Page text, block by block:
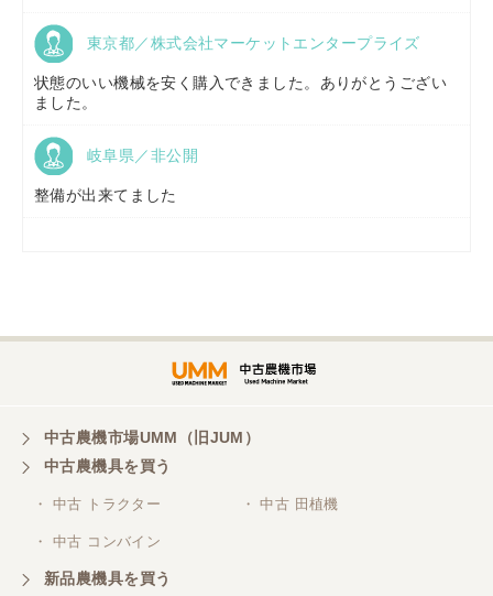
福島県／(有)草野商事
山形県／株式会社ノーキステージ
株式会社トミタモータース
三重県／株式会社 ケイ・エス・エンタープライズ
東京都／株式会社マーケットエンタープライズ
状態のいい機械を安く購入できました。ありがとうござい
ました。
岐阜県／非公開
整備が出来てました
中古農機市場UMM（旧JUM）
中古農機具を買う
・ 中古 トラクター ・ 中古 田植機
・ 中古 コンバイン
新品農機具を買う